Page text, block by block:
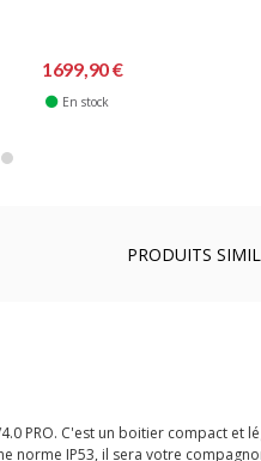
1699,90 €
En stock
PRODUITS
PRO. C'est un boitier compact et
IP53, il sera votre